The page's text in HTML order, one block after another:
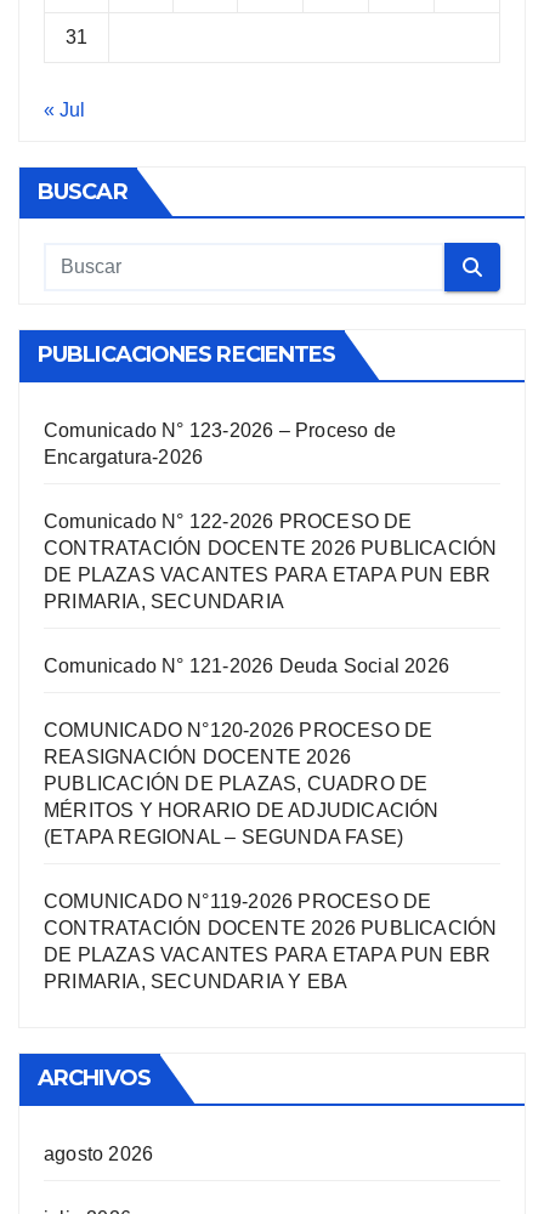
31
« Jul
BUSCAR
PUBLICACIONES RECIENTES
Comunicado N° 123-2026 – Proceso de
Encargatura-2026
Comunicado N° 122-2026 PROCESO DE
CONTRATACIÓN DOCENTE 2026 PUBLICACIÓN
DE PLAZAS VACANTES PARA ETAPA PUN EBR
PRIMARIA, SECUNDARIA
Comunicado N° 121-2026 Deuda Social 2026
COMUNICADO N°120-2026 PROCESO DE
REASIGNACIÓN DOCENTE 2026
PUBLICACIÓN DE PLAZAS, CUADRO DE
MÉRITOS Y HORARIO DE ADJUDICACIÓN
(ETAPA REGIONAL – SEGUNDA FASE)
COMUNICADO N°119-2026 PROCESO DE
CONTRATACIÓN DOCENTE 2026 PUBLICACIÓN
DE PLAZAS VACANTES PARA ETAPA PUN EBR
PRIMARIA, SECUNDARIA Y EBA
ARCHIVOS
agosto 2026